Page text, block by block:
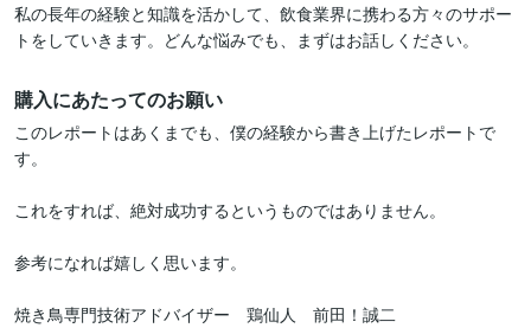
私の長年の経験と知識を活かして、飲食業界に携わる方々のサポー
トをしていきます。どんな悩みでも、まずはお話しください。
購入にあたってのお願い
このレポートはあくまでも、僕の経験から書き上げたレポートで
す。
これをすれば、絶対成功するというものではありません。
参考になれば嬉しく思います。
焼き鳥専門技術アドバイザー　鶏仙人　前田！誠二